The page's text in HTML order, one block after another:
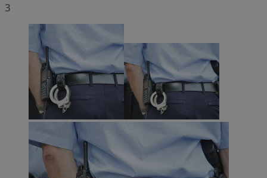
3